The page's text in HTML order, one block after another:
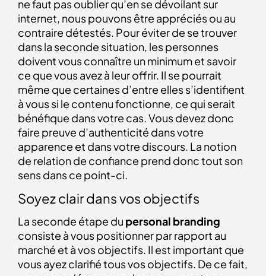
ne faut pas oublier qu’en se dévoilant sur
internet, nous pouvons être appréciés ou au
contraire détestés. Pour éviter de se trouver
dans la seconde situation, les personnes
doivent vous connaître un minimum et savoir
ce que vous avez à leur offrir. Il se pourrait
même que certaines d’entre elles s’identifient
à vous si le contenufonctionne, ce qui serait
bénéfique dans votre cas. Vous devez donc
faire preuve d’authenticité dans votre
apparence et dans votre discours. La notion
de relation de confiance prend donc tout son
sens dans ce point-ci.
Soyez clair dans vos objectifs
La seconde étape du personal branding
consiste à vous positionner par rapport au
marché et à vos objectifs. Il est important que
vous ayez clarifié tous vos objectifs. De ce fait,